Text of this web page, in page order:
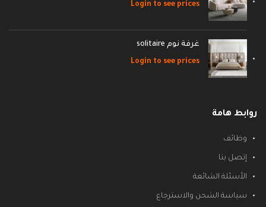
Login to see prices
غرفة نوم solitaire
Login to see prices
روابط هامة
وظائف
إتصل بنا
الأسئلة الشائعة
سياسة الشحن والاسترجاع